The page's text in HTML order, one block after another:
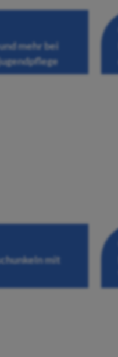
mehr bei
mit